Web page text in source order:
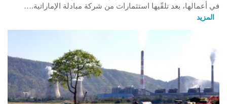
في أعمالها، بعد تلقّيها استثمارات من شركة مبادلة الإماراتية.…
المزيد